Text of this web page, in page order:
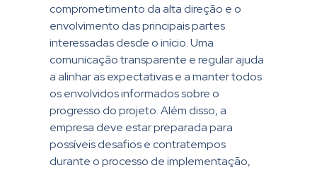
comprometimento da alta direção e o
envolvimento das principais partes
interessadas desde o início. Uma
comunicação transparente e regular ajuda
a alinhar as expectativas e a manter todos
os envolvidos informados sobre o
progresso do projeto. Além disso, a
empresa deve estar preparada para
possíveis desafios e contratempos
durante o processo de implementação,